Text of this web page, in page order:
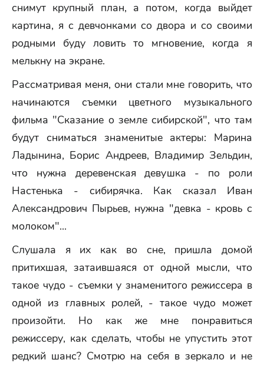
снимут крупный план, а потом, когда выйдет
картина, я с девчонками со двора и со своими
родными буду ловить то мгновение, когда я
мелькну на экране.
Рассматривая меня, они стали мне говорить, что
начинаются съемки цветного музыкального
фильма "Сказание о земле сибирской", что там
будут сниматься знаменитые актеры: Марина
Ладынина, Борис Андреев, Владимир Зельдин,
что нужна деревенская девушка - по роли
Настенька - сибирячка. Как сказал Иван
Александрович Пырьев, нужна "девка - кровь с
молоком"...
Слушала я их как во сне, пришла домой
притихшая, затаившаяся от одной мысли, что
такое чудо - съемки у знаменитого режиссера в
одной из главных ролей, - такое чудо может
произойти. Но как же мне понравиться
режиссеру, как сделать, чтобы не упустить этот
редкий шанс? Смотрю на себя в зеркало и не